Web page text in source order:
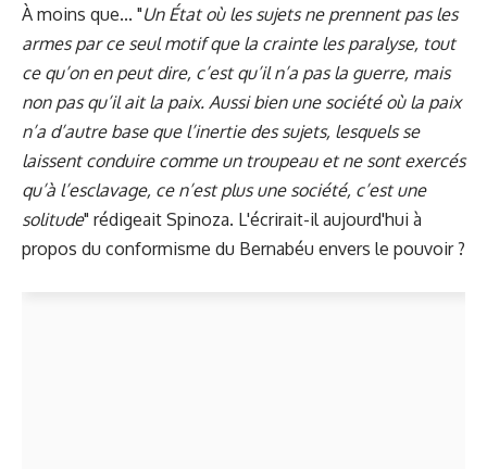
À moins que... "Un État où les sujets ne prennent pas les
armes par ce seul motif que la crainte les paralyse, tout
ce qu’on en peut dire, c’est qu’il n’a pas la guerre, mais
non pasqu’il ait la paix. Aussi bien une société où la paix
n’a d’autre base que l’inertie des sujets, lesquels se
laissent conduire comme un troupeau et ne sont exercés
qu’à l’esclavage, ce n’est plus une société, c’est une
solitude" rédigeait Spinoza. L'écrirait-il aujourd'hui à
propos du conformisme du Bernabéu envers le pouvoir ?